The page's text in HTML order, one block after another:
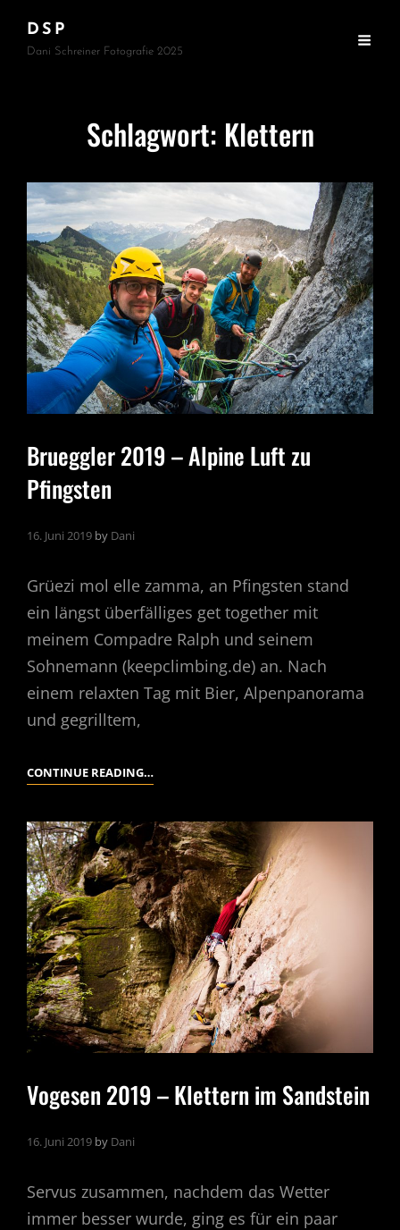
DSP
Dani Schreiner Fotografie 2025
Schlagwort: Klettern
Brueggler 2019 – Alpine Luft zu
Pfingsten
16. Juni 2019 by Dani
Grüezi mol elle zamma, an Pfingsten stand
ein längst überfälliges get together mit
meinem Compadre Ralph und seinem
Sohnemann (keepclimbing.de) an. Nach
einem relaxten Tag mit Bier, Alpenpanorama
und gegrilltem,
CONTINUE READING…BRUEGGLER
–
ALPINE
LUFT
ZU
PFINGSTEN
Vogesen 2019 – Klettern im Sandstein
16. Juni 2019 by Dani
Servus zusammen, nachdem das Wetter
immer besser wurde, ging es für ein paar